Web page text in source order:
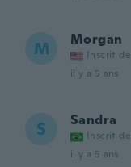
M Morgan
Inscrit
il y a 5 ans
S Sandra
Inscrit
il y a 5 ans